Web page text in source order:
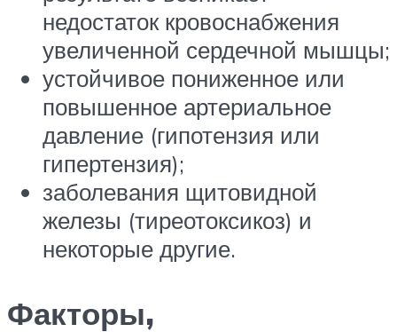
недостаток кровоснабжения
увеличенной сердечной мышцы;
устойчивое пониженное или
повышенное артериальное
давление (гипотензия или
гипертензия);
заболевания щитовидной
железы (тиреотоксикоз) и
некоторые другие.
Факторы,